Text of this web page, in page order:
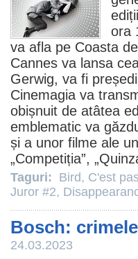
ora
va afla pe Coasta
Cannes va lansa
Gerwig, va fi
Cinemagia va
obișnuit de atâtea
emblematic va
și a unor filme ale
„Competiția”,
Taguri: Bird, C'est
Juror #2,
Bosch:
24.03.2023